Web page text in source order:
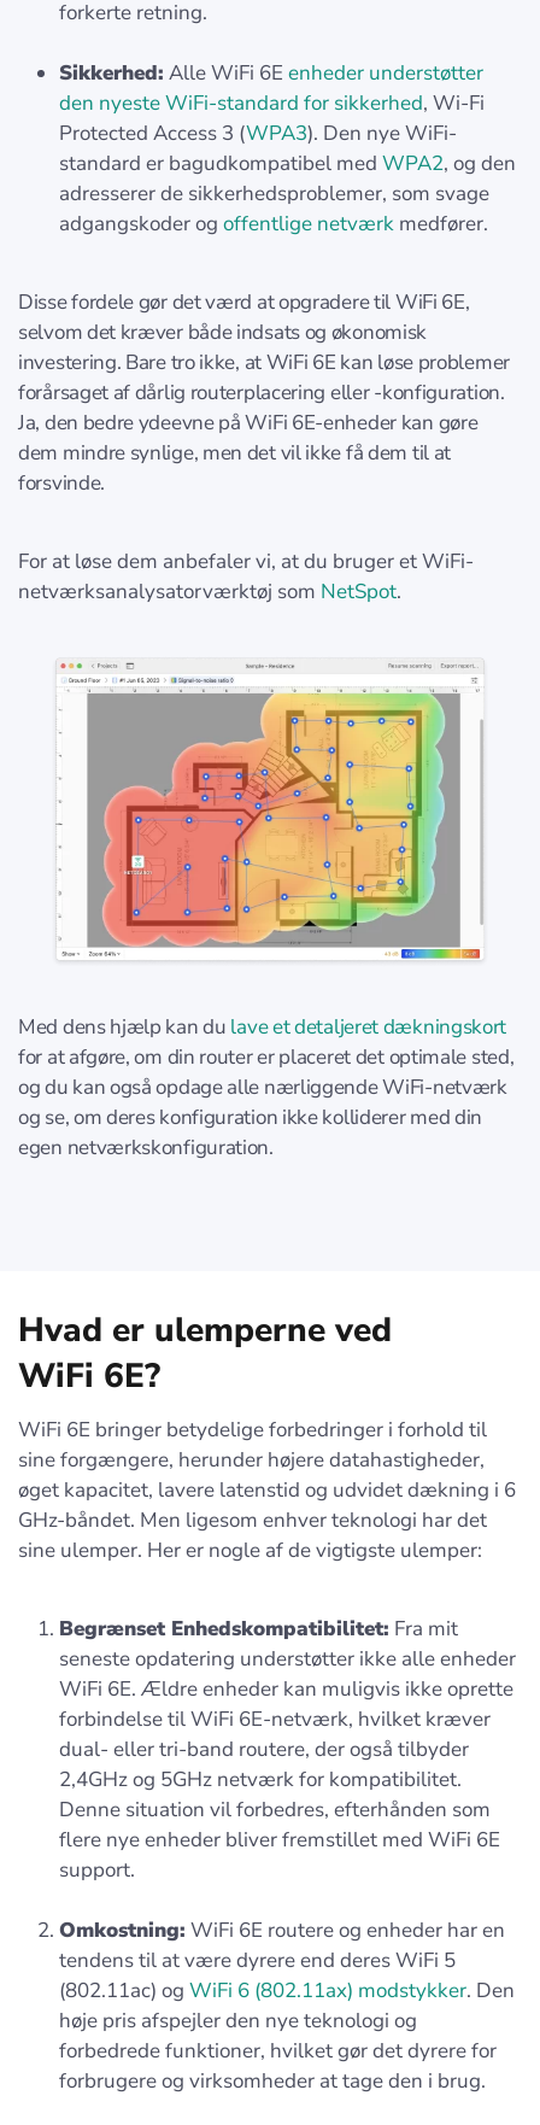
forkerte retning.
Sikkerhed: Alle WiFi 6E enheder understøtter
den nyeste WiFi-standard for sikkerhed, Wi-Fi
Protected Access 3 (WPA3). Den nye WiFi-
standard er bagudkompatibel med WPA2, og den
adresserer de sikkerhedsproblemer, som svage
adgangskoder og offentlige netværk medfører.
Disse fordele gør det værd at opgradere til WiFi 6E,
selvom det kræver både indsats og økonomisk
investering. Bare tro ikke, at WiFi 6E kan løse problemer
forårsaget af dårlig routerplacering eller -konfiguration.
Ja, den bedre ydeevne på WiFi 6E-enheder kan gøre
dem mindre synlige, men det vil ikke få dem til at
forsvinde.
For at løse dem anbefaler vi, at du bruger et WiFi-
netværksanalysatorværktøj som NetSpot.
Med dens hjælp kan du lave et detaljeret dækningskort
for at afgøre, om din router er placeret det optimale sted,
og du kan også opdage alle nærliggende WiFi-netværk
og se, om deres konfiguration ikke kolliderer med din
egen netværkskonfiguration.
Hvad er ulemperne ved
WiFi 6E?
WiFi 6E bringer betydelige forbedringer i forhold til
sine forgængere, herunder højere datahastigheder,
øget kapacitet, lavere latenstid og udvidet dækning i 6
GHz-båndet. Men ligesom enhver teknologi har det
sine ulemper. Her er nogle af de vigtigste ulemper:
Begrænset Enhedskompatibilitet: Fra mit
seneste opdatering understøtter ikke alle enheder
WiFi 6E. Ældre enheder kan muligvis ikke oprette
forbindelse til WiFi 6E-netværk, hvilket kræver
dual- eller tri-band routere, der også tilbyder
2,4GHz og 5GHz netværk for kompatibilitet.
Denne situation vil forbedres, efterhånden som
flere nye enheder bliver fremstillet med WiFi 6E
support.
Omkostning: WiFi 6E routere og enheder har en
tendens til at være dyrere end deres WiFi 5
(802.11ac) og WiFi 6 (802.11ax) modstykker. Den
høje pris afspejler den nye teknologi og
forbedrede funktioner, hvilket gør det dyrere for
forbrugere og virksomheder at tage den i brug.